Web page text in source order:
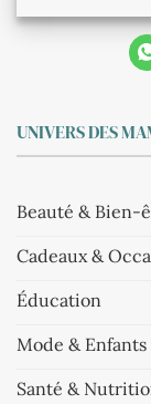
UNIVERS DES
Beauté & Bien-
Cadeaux &
Éducation
Mode & Enfants
Santé &